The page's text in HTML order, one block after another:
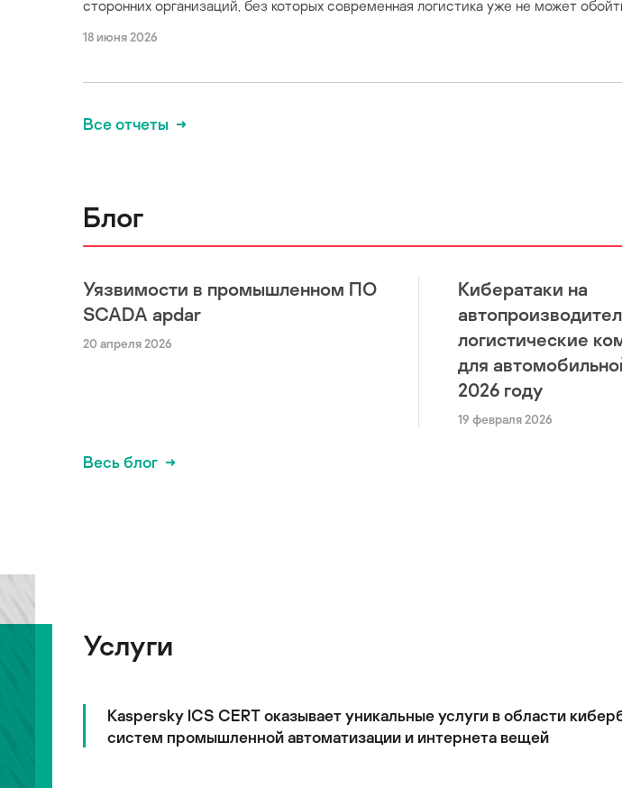
сторонних организаций, без которых современная логистика уже не может
18 июня 2026
Все отчеты
Блог
Уязвимости в промышленном ПО
SCADA apdar
20 апреля 2026
Кибератаки на
логистические
для
2026 году
19 февраля 2026
Весь блог
Услуги
Kaspersky ICS CERT оказывает уникальные услуги в области
систем промышленной автоматизации и интернета вещей